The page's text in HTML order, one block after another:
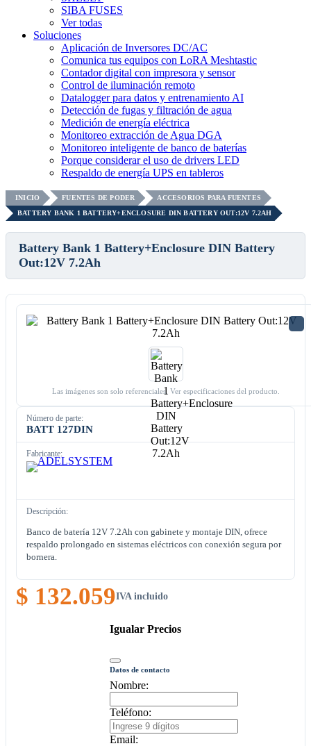
SIBA FUSES
Ver todas
Soluciones
Aplicación de Inversores DC/AC
Comunica tus equipos con LoRA Meshtastic
Contador digital con impresora y sensor
Control de iluminación remoto
Datalogger para datos y entrenamiento AI
Detección de fugas y filtración de agua
Medición de energía eléctrica
Monitoreo extracción de Agua DGA
Monitoreo inteligente de banco de baterías
Porque considerar el uso de drivers LED
Respaldo de energía UPS en tableros
INICIO FUENTES DE PODER
ACCESORIOS PARA FUENTES
BATTERY BANK 1 BATTERY+ENCLOSURE DIN BATTERY OUT:12V 7.2AH
Battery Bank 1 Battery+Enclosure DIN Battery
Out:12V 7.2Ah
Las imágenes son solo referenciales. Ver especificaciones del producto.
Número de parte:
BATT 127DIN
Fabricante:
Descripción:
Banco de batería 12V 7.2Ah con gabinete y montaje DIN, ofrece
respaldo prolongado en sistemas eléctricos con conexión segura por
bornera.
$ 132.059IVA incluido
Igualar Precios
Datos de contacto
Nombre:
Teléfono:
Email: